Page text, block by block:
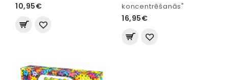
10,95€
koncentrēšanās"
16,95€